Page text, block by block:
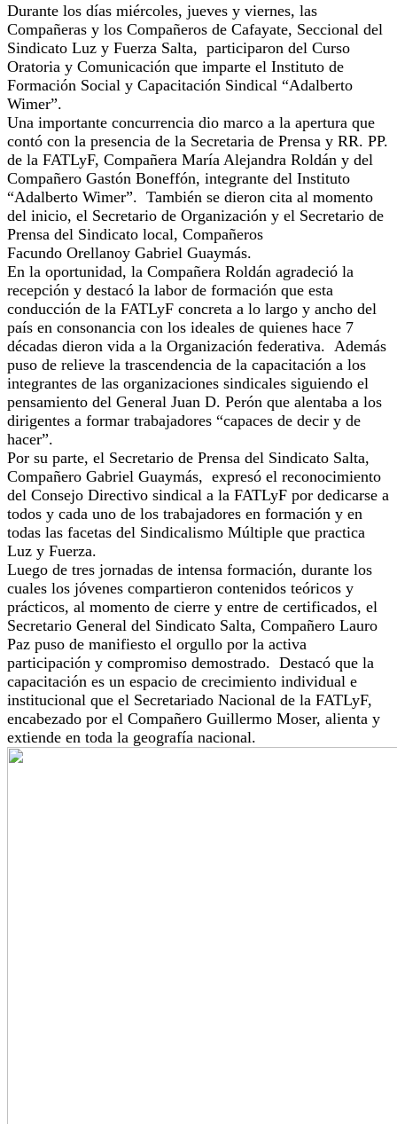
Durante los días miércoles, jueves y viernes, las
Compañeras y los Compañeros de Cafayate, Seccional del
Sindicato Luz y Fuerza Salta, participaron del Curso
Oratoria y Comunicación que imparte el Instituto de
Formación Social y Capacitación Sindical “Adalberto
Wimer”.
Una importante concurrencia dio marco a la apertura que
contó con la presencia de la Secretaria de Prensa y RR. PP.
de la FATLyF, Compañera María Alejandra Roldán y del
Compañero Gastón Boneffón, integrante del Instituto
“Adalberto Wimer”. También se dieron cita al momento
del inicio, el Secretario de Organización y el Secretario de
Prensa del Sindicato local, Compañeros
Facundo Orellanoy Gabriel Guaymás.
En la oportunidad, la Compañera Roldán agradeció la
recepción y destacó la labor de formación que esta
conducción de la FATLyF concreta a lo largo y ancho del
país en consonancia con los ideales de quienes hace 7
décadas dieron vida a la Organización federativa. Además
puso de relieve la trascendencia de la capacitación a los
integrantes de las organizaciones sindicales siguiendo el
pensamiento del General Juan D. Perón que alentaba a los
dirigentes a formar trabajadores “capaces de decir y de
hacer”.
Por su parte, el Secretario de Prensa del Sindicato Salta,
Compañero Gabriel Guaymás, expresó el reconocimiento
del Consejo Directivo sindical a la FATLyF por dedicarse a
todos y cada uno de los trabajadores en formación y en
todas las facetas del Sindicalismo Múltiple que practica
Luz y Fuerza.
Luego de tres jornadas de intensa formación, durante los
cuales los jóvenes compartieron contenidos teóricos y
prácticos, al momento de cierre y entre de certificados, el
Secretario General del Sindicato Salta, Compañero Lauro
Paz puso de manifiesto el orgullo por la activa
participación y compromiso demostrado. Destacó que la
capacitación es un espacio de crecimiento individual e
institucional que el Secretariado Nacional de la FATLyF,
encabezado por el Compañero Guillermo Moser, alienta y
extiende en toda la geografía nacional.